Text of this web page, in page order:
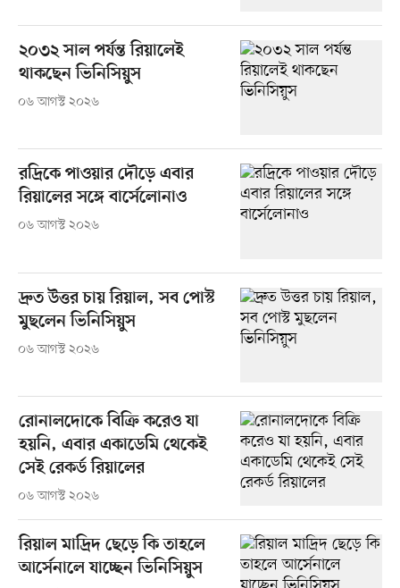
২০৩২ সাল পর্যন্ত রিয়ালেই
থাকছেন ভিনিসিয়ুস
০৬ আগস্ট ২০২৬
রদ্রিকে পাওয়ার দৌড়ে এবার
রিয়ালের সঙ্গে বার্সেলোনাও
০৬ আগস্ট ২০২৬
দ্রুত উত্তর চায় রিয়াল, সব পোস্ট
মুছলেন ভিনিসিয়ুস
০৬ আগস্ট ২০২৬
রোনালদোকে বিক্রি করেও যা
হয়নি, এবার একাডেমি থেকেই
সেই রেকর্ড রিয়ালের
০৬ আগস্ট ২০২৬
রিয়াল মাদ্রিদ ছেড়ে কি তাহলে
আর্সেনালে যাচ্ছেন ভিনিসিয়ুস